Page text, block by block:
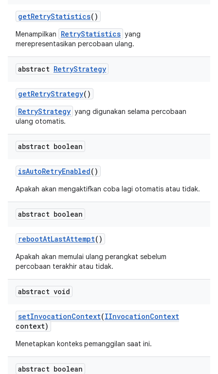
getRetryStatistics()
Menampilkan RetryStatistics yang
merepresentasikan percobaan ulang.
abstract RetryStrategy
getRetryStrategy()
RetryStrategy yang digunakan selama percobaan
ulang otomatis.
abstract boolean
isAutoRetryEnabled()
Apakah akan mengaktifkan coba lagi otomatis atau tidak.
abstract boolean
rebootAtLastAttempt()
Apakah akan memulai ulang perangkat sebelum
percobaan terakhir atau tidak.
abstract void
setInvocationContext(IInvocationContext
context)
Menetapkan konteks pemanggilan saat ini.
abstract boolean